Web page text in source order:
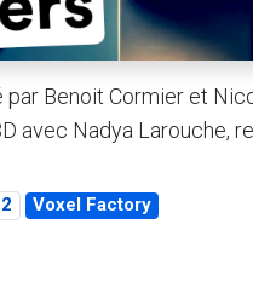
Benoit Cormier et
avec Nadya Larouche,
Voxel Factory